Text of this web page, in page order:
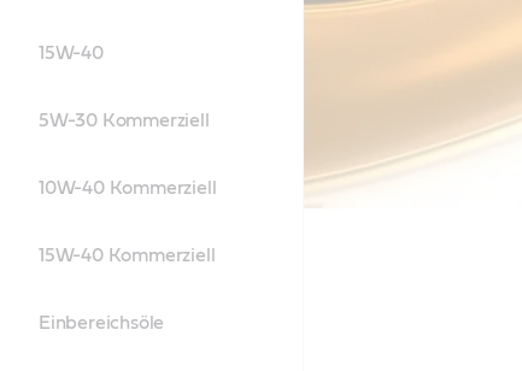
15W-40
5W-30 Kommerziell
10W-40 Kommerziell
15W-40 Kommerziell
Einbereichsöle